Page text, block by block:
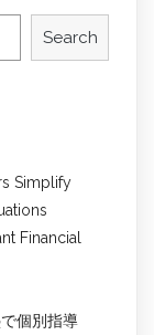
Search
Simplify
Financial
個別指導